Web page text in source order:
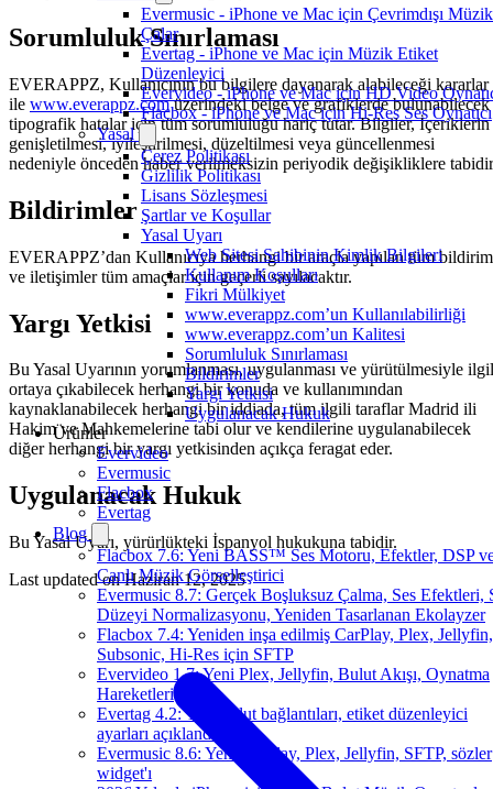
Evermusic - iPhone ve Mac için Çevrimdışı Müzik
Çalar
Evertag - iPhone ve Mac için Müzik Etiket
Düzenleyici
Evervideo - iPhone ve Mac için HD Video
Flacbox - iPhone ve Mac için Hi-Res Ses Oynatıcı
Yasal
Çerez Politikası
Gizlilik Politikası
Lisans Sözleşmesi
Şartlar ve Koşullar
Yasal Uyarı
Web Sitesi Sahibinin Kimlik Bilgileri
Kullanım Koşulları
Fikri Mülkiyet
www.everappz.com’un Kullanılabilirliği
www.everappz.com’un Kalitesi
Sorumluluk Sınırlaması
Bildirimler
Yargı Yetkisi
Uygulanacak Hukuk
Ürünler
Evervideo
Evermusic
Flacbox
Evertag
Blog
Flacbox 7.6: Yeni BASS™ Ses Motoru, Efektler, DSP
Canlı Müzik Görselleştirici
Evermusic 8.7: Gerçek Boşluksuz Çalma, Ses Efektleri,
Düzeyi Normalizasyonu, Yeniden Tasarlanan Ekolayzer
Flacbox 7.4: Yeniden inşa edilmiş CarPlay, Plex, Jellyfin,
Subsonic, Hi-Res için SFTP
Evervideo 1.7: Yeni Plex, Jellyfin, Bulut Akışı, Oynatma
Hareketleri
Evertag 4.2: Yeni bulut bağlantıları, etiket düzenleyici
ayarları açıklandı
Evermusic 8.6: Yeni CarPlay, Plex, Jellyfin, SFTP, sözler
widget'ı
Sorumluluk Sınırlaması
EVERAPPZ, Kullanıcının bu bilgilere dayanarak alabileceği kararlar
ile www.everappz.comüzerindeki belge ve grafiklerde bulunabilecek
tipografik hatalar için tüm sorumluluğu hariç tutar. Bilgiler, İçeriklerin
genişletilmesi, iyileştirilmesi, düzeltilmesi veya güncellenmesi
nedeniyle önceden haber verilmeksizin periyodik değişikliklere
Bildirimler
EVERAPPZ’dan Kullanıcıya herhangi bir araçla yapılan tüm bildirim
ve iletişimler tüm amaçlar için geçerli sayılacaktır.
Yargı Yetkisi
Bu Yasal Uyarının yorumlanması, uygulanması ve yürütülmesiyle
ortaya çıkabilecek herhangi bir konuda ve kullanımından
kaynaklanabilecek herhangi bir iddiada, tüm ilgili taraflar Madrid ili
Hakim ve Mahkemelerine tabi olur ve kendilerine uygulanabilecek
diğer herhangi bir yargı yetkisinden açıkça feragat eder.
Uygulanacak Hukuk
Bu Yasal Uyarı, yürürlükteki İspanyol hukukuna tabidir.
Last updated onHaziran 12, 2025